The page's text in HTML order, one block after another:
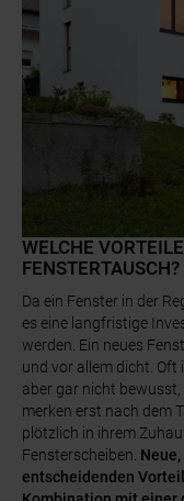
WELCHE
FENSTERTAUSCH?
Da ein Fenster in der
es eine langfristige
werden. Ein neues
und vor allem dicht. Oft
aber gar nicht
merken erst nach dem
plötzlich in ihrem
Fensterscheiben.
entscheidenden